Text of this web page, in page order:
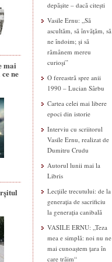
mai
ne
depășite – dacă citești
Vasile Ernu: „Să
ascultăm, să învățăm, să
ne îndoim; și să
rămânem mereu
curioși”
O fereastră spre anii
1990 – Lucian Sârbu
Cartea celei mai libere
epoci din istorie
Interviu cu scriitorul
Vasile Ernu, realizat de
Dumitru Crudu
Autorul lunii mai la
Libris
Lecțiile trecutului: de la
generația de sacrificiu
la generația canibală
VASILE ERNU: „Teza
mea e simplă: noi nu ne
mai cunoaștem țara în
care trăim“